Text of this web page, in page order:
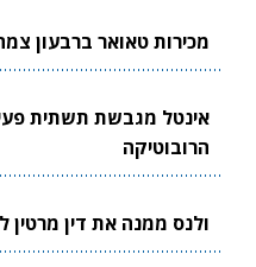
מכירות טאואר ברבעון צמחו
אינטל מגבשת תשתית
הרובוטיקה
ולנס ממנה את דין